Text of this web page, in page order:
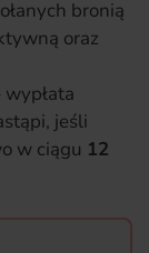
bronią
oraz
jeśli
w ciągu 12